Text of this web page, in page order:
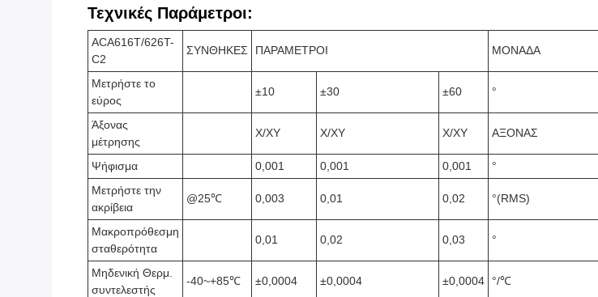
Τεχνικές Παράμετροι:
ACA616T/626T-
C2
ΣΥΝΘΗΚΕΣ ΠΑΡΑΜΕΤΡΟΙ ΜΟΝΑΔΑ
Μετρήστε το
εύρος
±10 ±30 ±60 °
Άξονας
μέτρησης
Χ/ΧΥ Χ/ΧΥ Χ/ΧΥ ΑΞΟΝΑΣ
Ψήφισμα 0,001 0,001 0,001
°
Μετρήστε την
ακρίβεια
@25℃ 0,003 0,01 0,02 °(RMS)
Μακροπρόθεσμη
σταθερότητα
0,01 0,02 0,03 °
Μηδενική Θερμ.
συντελεστής
-40~+85℃ ±0,0004 ±0,0004 ±0,0004 °/℃